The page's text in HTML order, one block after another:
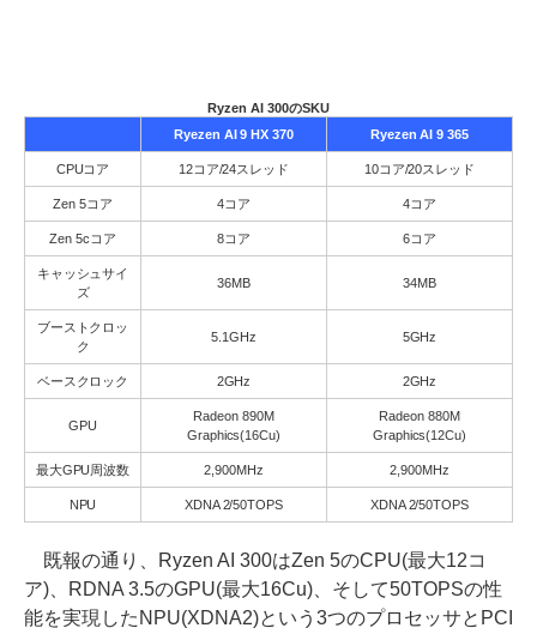
Ryzen AI 300のSKU
Ryezen AI 9 HX 370
Ryezen AI 9 365
CPUコア 12コア/24スレッド 10コア/20スレッド
Zen 5コア 4コア 4コア
Zen 5cコア 8コア 6コア
キャッシュサイ
ズ
36MB 34MB
ブーストクロッ
ク
5.1GHz 5GHz
ベースクロック 2GHz 2GHz
GPU
Radeon 890M
Graphics(16Cu)
Radeon 880M
Graphics(12Cu)
最大GPU周波数 2,900MHz 2,900MHz
NPU XDNA 2/50TOPS XDNA 2/50TOPS
既報の通り、Ryzen AI 300はZen 5のCPU(最大12コ
ア)、RDNA 3.5のGPU(最大16Cu)、そして50TOPSの性
能を実現したNPU(XDNA2)という3つのプロセッサとPCI